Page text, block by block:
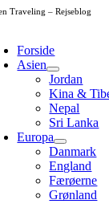
Skip
Traveling – Rejseblog
Forside
Asien
Jordan
Kina &
Nepal
Sri Lanka
Europa
Danmark
England
Færøerne
Grønland